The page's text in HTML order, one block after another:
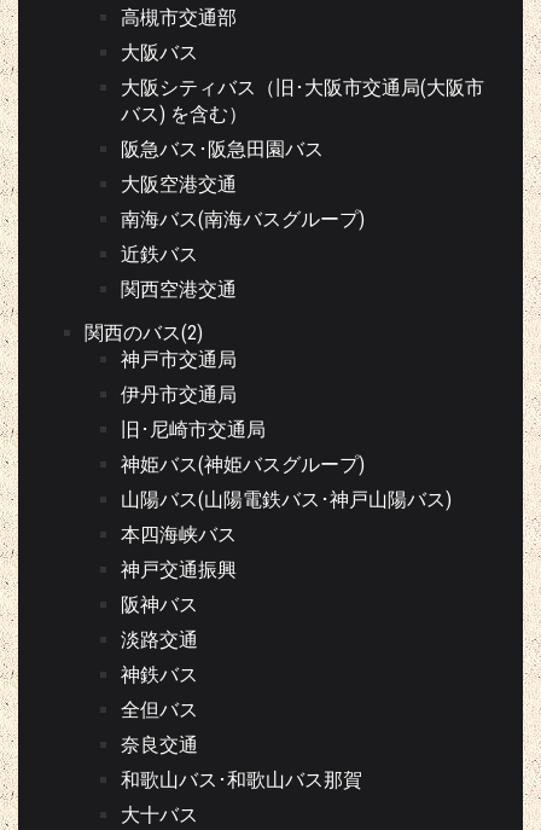
高槻市交通部
大阪バス
大阪シティバス（旧･大阪市交通局(大阪市
バス) を含む）
阪急バス･阪急田園バス
大阪空港交通
南海バス(南海バスグループ)
近鉄バス
関西空港交通
関西のバス(2)
神戸市交通局
伊丹市交通局
旧･尼崎市交通局
神姫バス(神姫バスグループ)
山陽バス(山陽電鉄バス･神戸山陽バス)
本四海峡バス
神戸交通振興
阪神バス
淡路交通
神鉄バス
全但バス
奈良交通
和歌山バス･和歌山バス那賀
大十バス